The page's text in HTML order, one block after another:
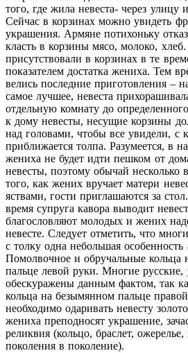
того, где жила невеста- через улицу
Сейчас в корзинах можно увидеть
украшения. Армяне потихоньку
класть в корзины мясо, молоко,
присутствовали в корзинах в те
показателем достатка жениха. Тем
велись последние приготовления –
самое лучшее, невеста
отдельную комнату до
к дому невесты, несущие корзины
над головами, чтобы все увидели, с
приближается толпа. Разумеется, в
жениха не будет идти пешком от
невесты, поэтому обычай несколько
того, как жених вручает матери
яствами, гости приглашаются за
время супруга кавора выводит
благословляют молодых и жених
невесте. Следует отметить, что
с толку одна небольшая
Помолвочное и обручальные кольца
пальце левой руки. Многие русские,
обескуражены данным фактом, так
кольца на безымянном пальце
необходимо одаривать невесту
жениха преподносят украшение,
реликвия (кольцо, браслет,
поколения в поколение).